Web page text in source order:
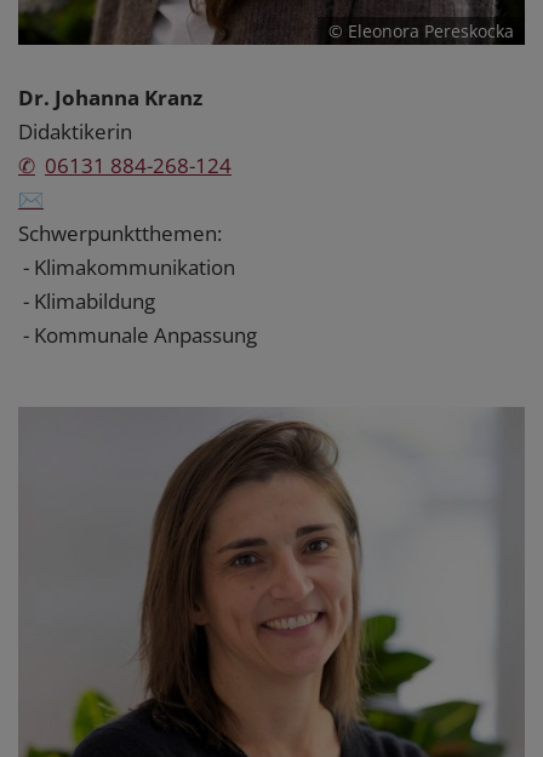
© Eleonora Pereskocka
Dr. Johanna Kranz
Didaktikerin
✆ 06131 884-268-124
✉
Schwerpunktthemen:
- Klimakommunikation
- Klimabildung
- Kommunale Anpassung